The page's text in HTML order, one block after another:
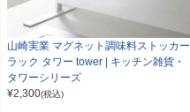
山崎実業 マグネット調味料ストッカー
ラック タワー tower | キッチン雑貨・
タワーシリーズ
¥2,300(税込)